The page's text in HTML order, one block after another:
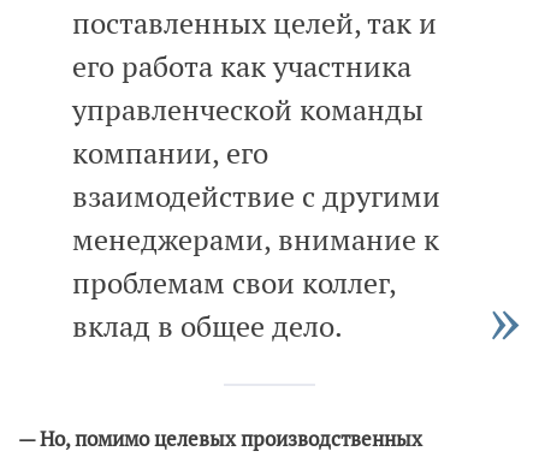
поставленных целей, так и
его работа как участника
управленческой команды
компании, его
взаимодействие с другими
менеджерами, внимание к
проблемам свои коллег,
вклад в общее дело.
— Но, помимо целевых производственных